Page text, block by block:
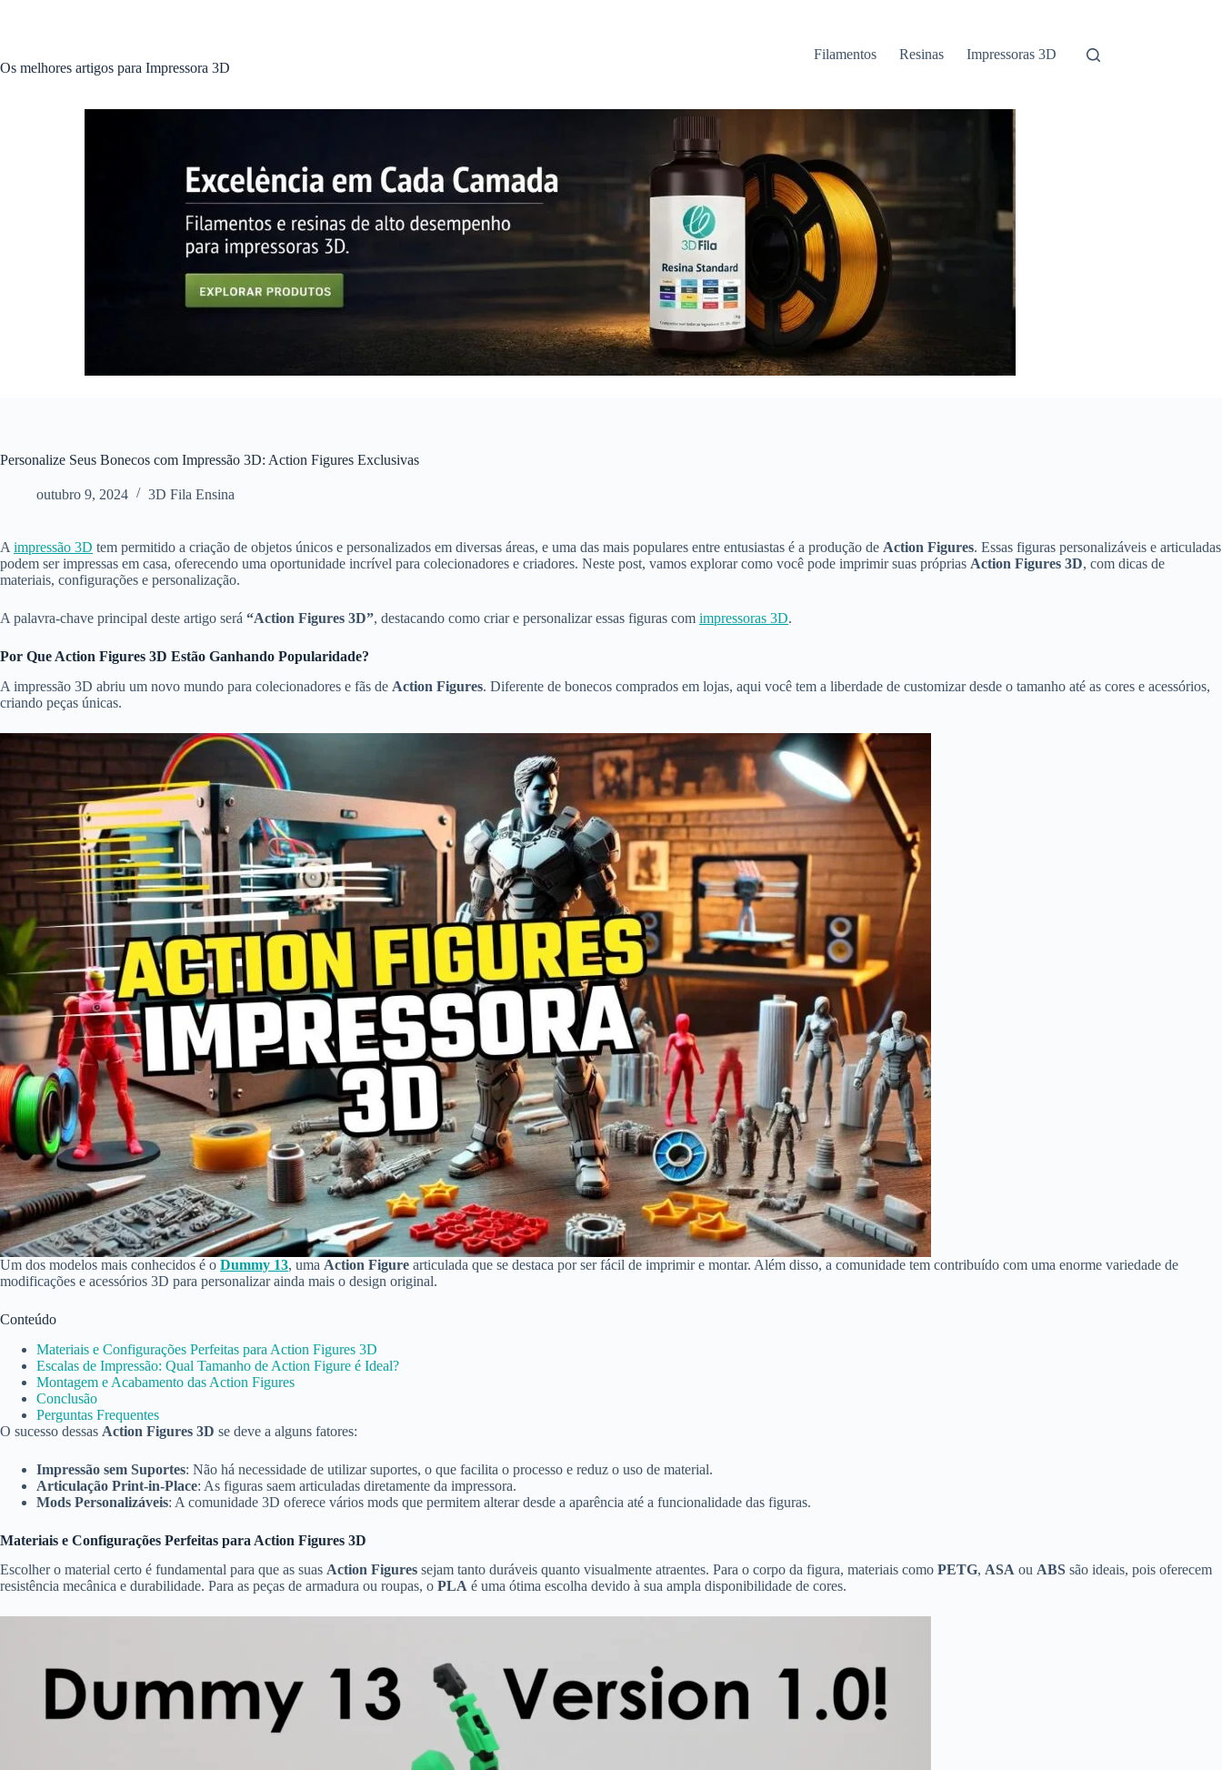
Os melhores artigos para Impressora 3D
Filamentos Resinas Impressoras 3D
Personalize Seus Bonecos com Impressão 3D: Action Figures Exclusivas
outubro 9, 2024 3D Fila Ensina
A impressão 3D tem permitido a criação de objetos únicos e personalizados em diversas áreas, e uma das mais populares entre entusiastas é a produção de Action Figures. Essas figuras personalizáveis e articuladas
podem ser impressas em casa, oferecendo uma oportunidade incrível para colecionadores e criadores. Neste post, vamos explorar como você pode imprimir suas próprias Action Figures 3D, com dicas de
materiais, configurações e personalização.
A palavra-chave principal deste artigo será “Action Figures 3D”, destacando como criar e personalizar essas figuras com impressoras 3D.
Por Que Action Figures 3D Estão Ganhando Popularidade?
A impressão 3D abriu um novo mundo para colecionadores e fãs de Action Figures. Diferente de bonecos comprados em lojas, aqui você tem a liberdade de customizar desde o tamanho até as cores e acessórios,
criando peças únicas.
Um dos modelos mais conhecidos é o Dummy 13, uma Action Figure articulada que se destaca por ser fácil de imprimir e montar. Além disso, a comunidade tem contribuído com uma enorme variedade de
modificações e acessórios 3D para personalizar ainda mais o design original.
Conteúdo
Materiais e Configurações Perfeitas para Action Figures 3D
Escalas de Impressão: Qual Tamanho de Action Figure é Ideal?
Montagem e Acabamento das Action Figures
Conclusão
Perguntas Frequentes
O sucesso dessas Action Figures 3D se deve a alguns fatores:
Impressão sem Suportes: Não há necessidade de utilizar suportes, o que facilita o processo e reduz o uso de material.
Articulação Print-in-Place: As figuras saem articuladas diretamente da impressora.
Mods Personalizáveis: A comunidade 3D oferece vários mods que permitem alterar desde a aparência até a funcionalidade das figuras.
Materiais e Configurações Perfeitas para Action Figures 3D
Escolher o material certo é fundamental para que as suas Action Figures sejam tanto duráveis quanto visualmente atraentes. Para o corpo da figura, materiais como PETG, ASA ou ABS são ideais, pois oferecem
resistência mecânica e durabilidade. Para as peças de armadura ou roupas, o PLA é uma ótima escolha devido à sua ampla disponibilidade de cores.